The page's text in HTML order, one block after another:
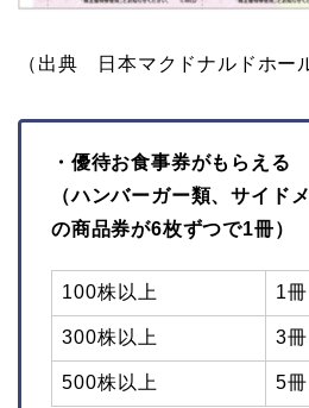
（出典 日本マクドナルドホー
・優待お食事券がもらえる
（ハンバーガー類、サイド
の商品券が6枚ずつで1冊）
100株以上 1冊
300株以上 3冊
500株以上 5冊